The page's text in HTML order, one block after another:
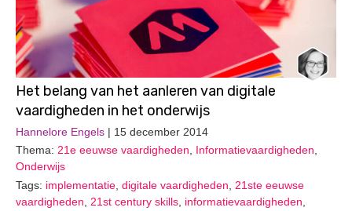
Het belang van het aanleren van digitale
vaardigheden in het onderwijs
Hannelore Engels | 15 december 2014
Thema: 21e eeuwse vaardigheden, Informatievaardigheden,
Onderwijs
Tags: implementatie, digitale vaardigheden, 21ste eeuwse
vaardigheden, 21st century skills, informatievaardigheden,